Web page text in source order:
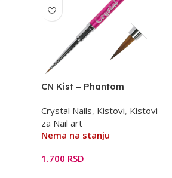
CN Kist – Phantom
Crystal Nails, Kistovi, Kistovi
za Nail art
Nema na stanju
1.700 RSD